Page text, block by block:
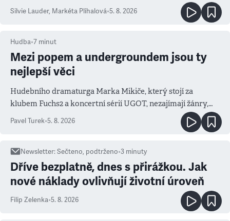
Silvie Lauder, Markéta Plíhalová•5. 8. 2026
Hudba•7 minut
Mezi popem a undergroundem jsou ty
nejlepší věci
Hudebního dramaturga Marka Mikiče, který stojí za
klubem Fuchs2 a koncertní sérií UGOT, nezajímají žánry,
ale atmosféra
Pavel Turek•5. 8. 2026
Newsletter:Sečteno, podtrženo•3 minuty
Dříve bezplatně, dnes s přirážkou. Jak
nové náklady ovlivňují životní úroveň
Filip Zelenka•5. 8. 2026